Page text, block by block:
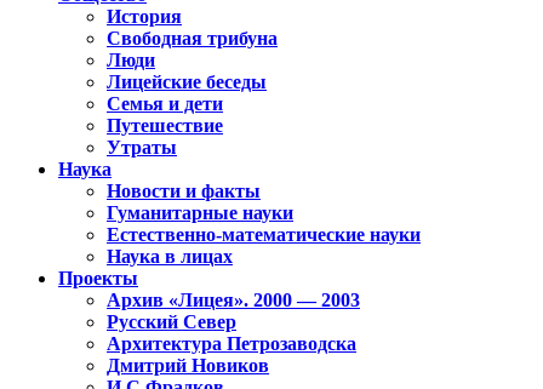
История
Свободная трибуна
Люди
Лицейские беседы
Семья и дети
Путешествие
Утраты
Наука
Новости и факты
Гуманитарные науки
Естественно-математические науки
Наука в лицах
Проекты
Архив «Лицея». 2000 — 2003
Русский Север
Архитектура Петрозаводска
Дмитрий Новиков